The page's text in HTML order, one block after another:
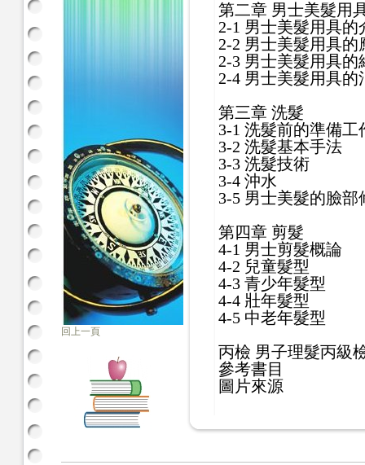
回上一頁
第二章 男士美髮用
2-1 男士美髮用具的
2-2 男士美髮用具的
2-3 男士美髮用具的
2-4 男士美髮用具的
第三章 洗髮
3-1 洗髮前的準備工
3-2 洗髮基本手法
3-3 洗髮技術
3-4 沖水
3-5 男士美髮的臉部
第四章 剪髮
4-1 男士剪髮概論
4-2 兒童髮型
4-3 青少年髮型
4-4 壯年髮型
4-5 中老年髮型
丙檢 男子理髮丙級
參考書目
圖片來源